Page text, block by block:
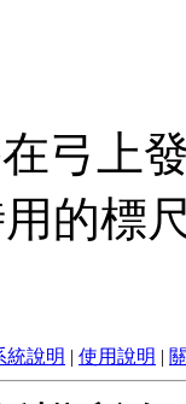
弓上
用的
統說明 | 使用說明 |